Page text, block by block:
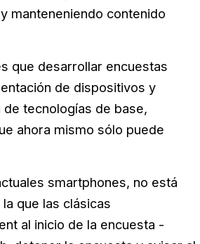
manteneniendo contenido
que desarrollar encuestas
de dispositivos y
tecnologías de base,
ahora mismo sólo puede
smartphones, no está
que las clásicas
al inicio de la encuesta -